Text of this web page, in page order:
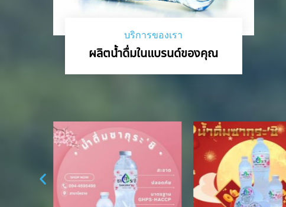
บริการของเรา
ผลิตน้ำดื่มในแบรนด์ของคุณ